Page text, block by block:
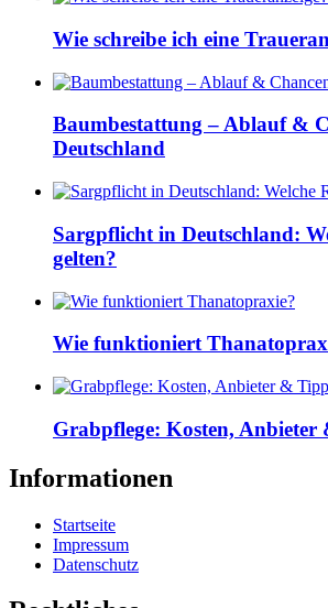
Wie schreibe ich eine
Baumbestattung – Ablauf &
Deutschland
Sargpflicht in Deutschland:
gelten?
Wie funktioniert
Grabpflege: Kosten, Anbieter
Informationen
Startseite
Impressum
Datenschutz